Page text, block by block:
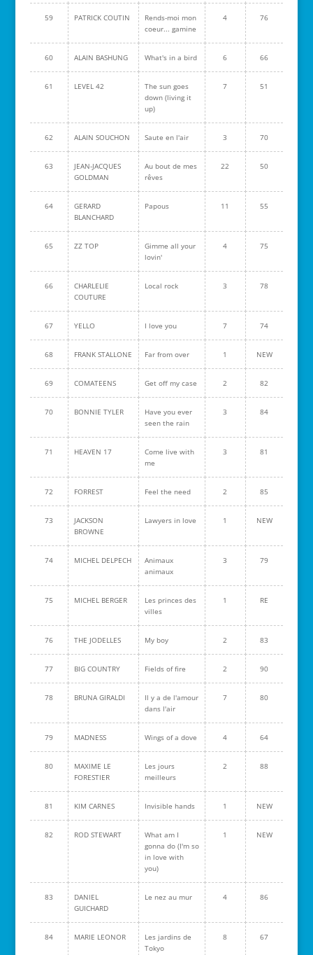
59 PATRICK COUTIN
Rends-moi mon
coeur... gamine
4 76
60 ALAIN BASHUNG What's in a bird 6 66
61 LEVEL 42
The sun goes
down (living it
up)
7 51
62 ALAIN SOUCHON Saute en l'air 3 70
63
JEAN-JACQUES
GOLDMAN
Au bout de mes
rêves
22 50
64
GERARD
BLANCHARD
Papous 11 55
65 ZZ TOP
Gimme all your
lovin'
4 75
66
CHARLELIE
COUTURE
Local rock 3 78
67 YELLO I love you 7 74
68 FRANK STALLONE Far from over 1 NEW
69 COMATEENS Get off my case 2 82
70 BONNIE TYLER
Have you ever
seen the rain
3 84
71 HEAVEN 17
Come live with
me
3 81
72 FORREST Feel the need 2 85
73
JACKSON
BROWNE
Lawyers in love 1 NEW
74 MICHEL DELPECH
Animaux
animaux
3 79
75 MICHEL BERGER
Les princes des
villes
1 RE
76 THE JODELLES My boy 2 83
77 BIG COUNTRY Fields of fire 2 90
78 BRUNA GIRALDI
Il y a de l'amour
dans l'air
7 80
79 MADNESS Wings of a dove 4 64
80
MAXIME LE
FORESTIER
Les jours
meilleurs
2 88
81 KIM CARNES Invisible hands 1 NEW
82 ROD STEWART
What am I
gonna do (I'm so
in love with
you)
1 NEW
83
DANIEL
GUICHARD
Le nez au mur 4 86
84 MARIE LEONOR
Les jardins de
Tokyo
8 67